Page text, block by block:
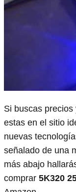
Si buscas
estas en el sitio
nuevas
señalado de una
más abajo
comprar 5K320